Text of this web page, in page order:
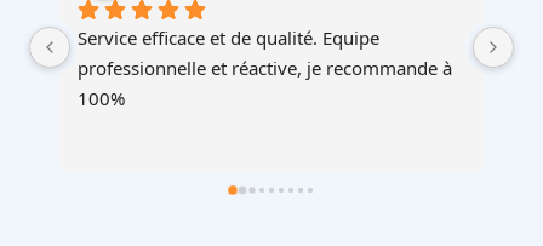
Service au top, devis ultra rapide et cohérent,
équipes professionnelles et soignéesJe
recommande !